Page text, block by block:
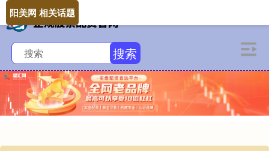
搜索
阳美网 相关话题